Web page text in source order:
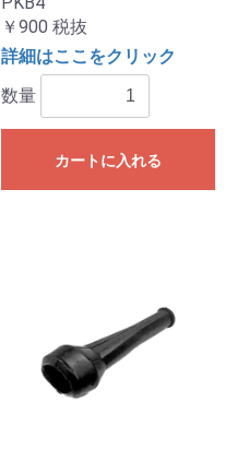
￥900 税抜
詳細はここをクリック
数量
カートに入れる